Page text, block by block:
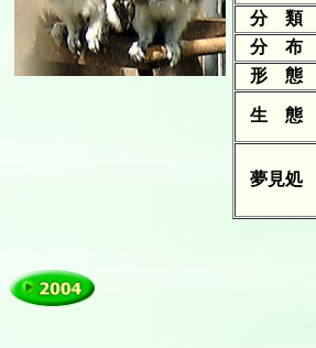
分 類
分 布
形 態
生 態
夢見処